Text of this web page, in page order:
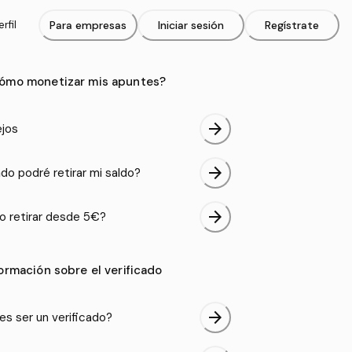
monetizar mis apuntes?
arrow_forward
podré retirar mi saldo? arrow_forward
retirar desde 5€? arrow_forward
sobre el verificado
ser un verificado? arrow_forward
Para empresas Iniciar sesión Regístrate